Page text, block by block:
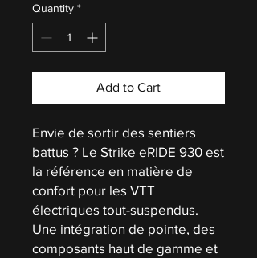
Quantity *
Add to Cart
Envie de sortir des sentiers
battus ? Le Strike eRIDE 930 est
la référence en matière de
confort pour les VTT
électriques tout-suspendus.
Une intégration de pointe, des
composants haut de gamme et